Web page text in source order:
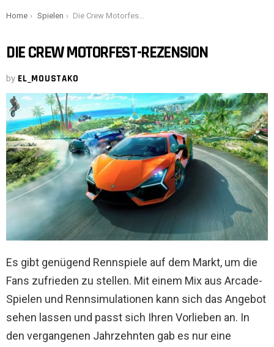
You are here:
Home Spielen Die Crew Motorfest-Rezension
DIE CREW MOTORFEST-REZENSION
by EL_MOUSTAKO
Es gibt genügend Rennspiele auf dem Markt, um die
Fans zufrieden zu stellen. Mit einem Mix aus Arcade-
Spielen und Rennsimulationen kann sich das Angebot
sehen lassen und passt sich Ihren Vorlieben an. In
den vergangenen Jahrzehnten gab es nur eine